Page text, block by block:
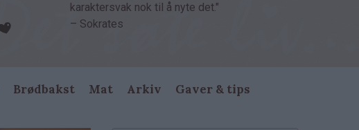
karaktersvak nok til å nyte det."
– Sokrates
Brødbakst Mat Arkiv Gaver & tips